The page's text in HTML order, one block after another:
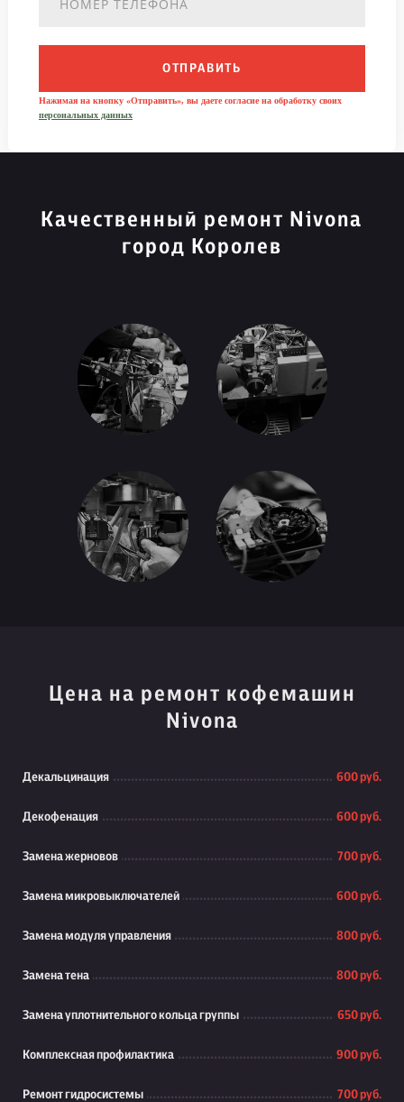
ОТПРАВИТЬ
Нажимая на кнопку «Отправить», вы даете согласие на обработку своих
персональных данных
Качественный ремонт Nivona
город Королев
Цена на ремонт кофемашин
Nivona
Декальцинация 600 руб.
Декофенация 600 руб.
Замена жерновов 700 руб.
Замена микровыключателей 600 руб.
Замена модуля управления 800 руб.
Замена тена 800 руб.
Замена уплотнительного кольца группы 650 руб.
Комплексная профилактика 900 руб.
Ремонт гидросистемы 700 руб.